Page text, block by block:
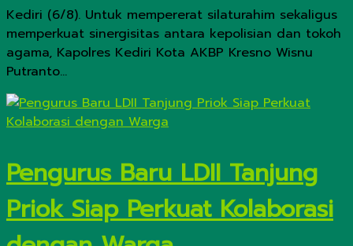
Kediri (6/8). Untuk mempererat silaturahim sekaligus
memperkuat sinergisitas antara kepolisian dan tokoh
agama, Kapolres Kediri Kota AKBP Kresno Wisnu
Putranto...
Pengurus Baru LDII Tanjung
Priok Siap Perkuat Kolaborasi